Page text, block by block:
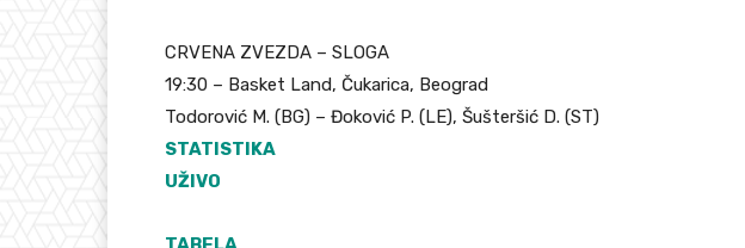
CRVENA ZVEZDA – SLOGA
19:30 – Basket Land, Čukarica, Beograd
Todorović M. (BG) – Đoković P. (LE), Šušteršić D. (ST)
STATISTIKA
UŽIVO